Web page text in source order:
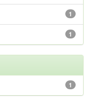
1
1
1